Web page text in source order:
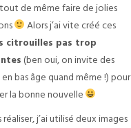
de même faire de jolies
Alors j’ai vite créé ces
citrouilles pas trop
(ben oui, on invite des
bas âge quand même !) pour
la bonne nouvelle
réaliser, j’ai utilisé deux images